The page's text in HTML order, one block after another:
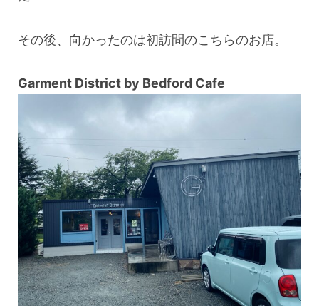
その後、向かったのは初訪問のこちらのお店。
Garment District by Bedford Cafe